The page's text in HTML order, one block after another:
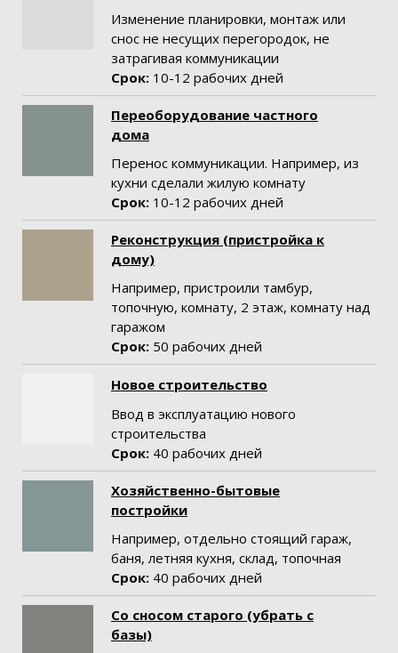
Изменение планировки, монтаж или
снос не несущих перегородок, не
затрагивая коммуникации
Срок: 10-12 рабочих дней
Переоборудование частного
дома
Перенос коммуникации. Например, из
кухни сделали жилую комнату
Срок: 10-12 рабочих дней
Реконструкция (пристройка к
дому)
Например, пристроили тамбур,
топочную, комнату, 2 этаж, комнату над
гаражом
Срок: 50 рабочих дней
Новое строительство
Ввод в эксплуатацию нового
строительства
Срок: 40 рабочих дней
Хозяйственно-бытовые
постройки
Например, отдельно стоящий гараж,
баня, летняя кухня, склад, топочная
Срок: 40 рабочих дней
Со сносом старого (убрать с
базы)